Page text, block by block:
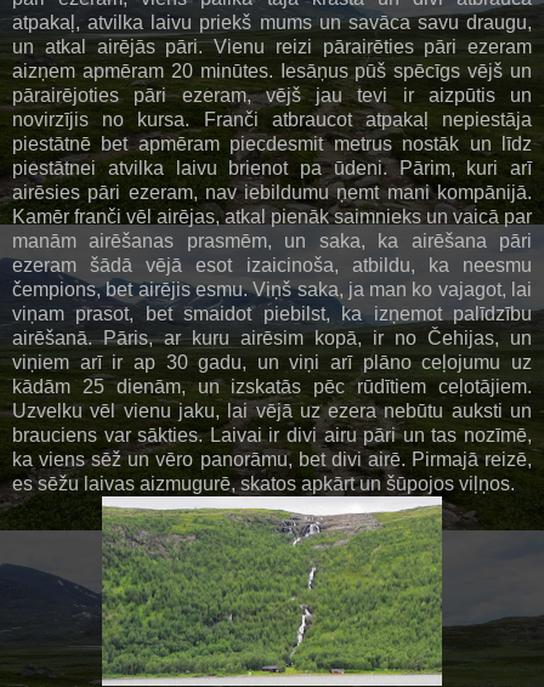
atpakaļ, atvilka laivu priekš mums un savāca savu draugu,
un atkal airējās pāri. Vienu reizi pārairēties pāri ezeram
aizņem apmēram 20 minūtes. Iesāņus pūš spēcīgs vējš un
pārairējoties pāri ezeram, vējš jau tevi ir aizpūtis un
novirzījis no kursa. Franči atbraucot atpakaļ nepiestāja
piestātnē bet apmēram piecdesmit metrus nostāk un līdz
piestātnei atvilka laivu brienot pa ūdeni. Pārim, kuri arī
airēsies pāri ezeram, nav iebildumu ņemt mani kompānijā.
Kamēr franči vēl airējas, atkal pienāk saimnieks un vaicā par
manām airēšanas prasmēm, un saka, ka airēšana pāri
ezeram šādā vējā esot izaicinoša, atbildu, ka neesmu
čempions, bet airējis esmu. Viņš saka, ja man ko vajagot, lai
viņam prasot, bet smaidot piebilst, ka izņemot palīdzību
airēšanā. Pāris, ar kuru airēsim kopā, ir no Čehijas, un
viņiem arī ir ap 30 gadu, un viņi arī plāno ceļojumu uz
kādām 25 dienām, un izskatās pēc rūdītiem ceļotājiem.
Uzvelku vēl vienu jaku, lai vējā uz ezera nebūtu auksti un
brauciens var sākties. Laivai ir divi airu pāri un tas nozīmē,
ka viens sēž un vēro panorāmu, bet divi airē. Pirmajā reizē,
es sēžu laivas aizmugurē, skatos apkārt un šūpojos viļņos.